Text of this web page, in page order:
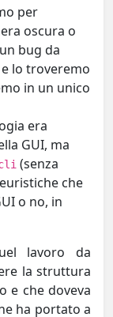
per
oscura o
bug da
lo troveremo
in un unico
era
GUI, ma
(senza
che
o no, in
lavoro da
la struttura
e che doveva
ha portato a